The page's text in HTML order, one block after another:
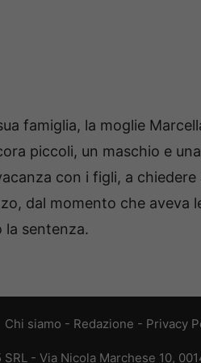
famiglia, la moglie
piccoli, un maschio e
con i figli, a chiedere
dal momento che aveva
la sentenza.
Chi siamo - Redazione - Privacy
- Via Nicola Marchese 10,